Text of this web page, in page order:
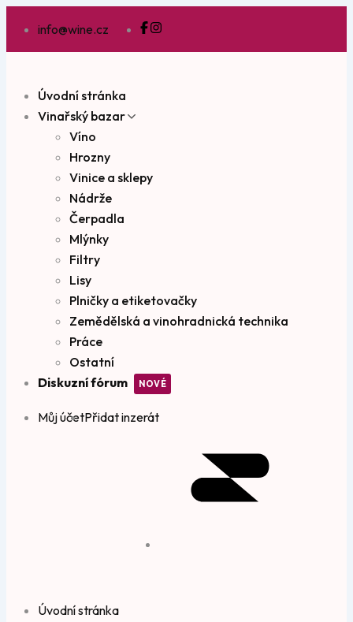
info@wine.cz
Úvodní stránka
Vinařský bazar
Víno
Hrozny
Vinice a sklepy
Nádrže
Čerpadla
Mlýnky
Filtry
Lisy
Plničky a etiketovačky
Zemědělská a vinohradnická technika
Práce
Ostatní
Diskuzní fórum
Můj účetPřidat inzerát
Úvodní stránka